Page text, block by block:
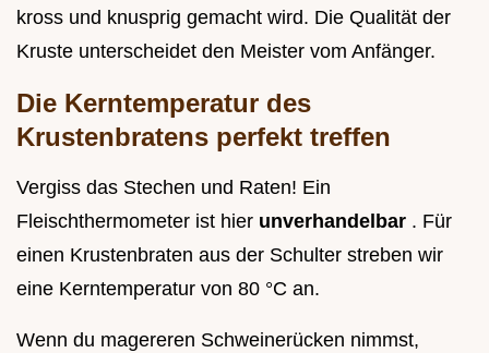
kross und knusprig gemacht wird. Die Qualität der
Kruste unterscheidet den Meister vom Anfänger.
Die Kerntemperatur des
Krustenbratens perfekt treffen
Vergiss das Stechen und Raten! Ein
Fleischthermometer ist hier unverhandelbar . Für
einen Krustenbraten aus der Schulter streben wir
eine Kerntemperatur von 80 °C an.
Wenn du magereren Schweinerücken nimmst,